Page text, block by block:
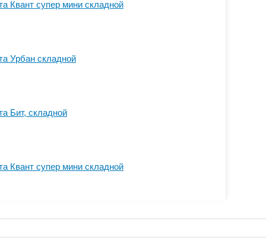
Квант супер мини складной
Урбан складной
Бит, складной
Квант супер мини складной